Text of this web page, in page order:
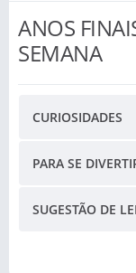
ANOS
SEMANA
CURIOSIDADES
PARA SE
SUGESTÃO DE